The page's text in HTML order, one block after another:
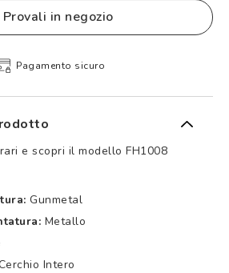
provali in negozio
Pagamento sicuro
e scopri il modello FH1008
Gunmetal
Metallo
Intero